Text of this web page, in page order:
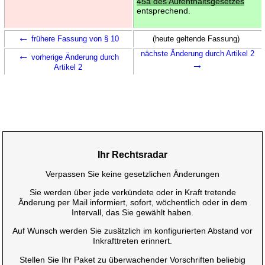
entsprechend.
← frühere Fassung von § 10 (heute geltende Fassung)
← vorherige Änderung durch
Artikel 2
nächste Änderung durch Artikel 2
→
Ihr Rechtsradar
Verpassen Sie keine gesetzlichen Änderungen
Sie werden über jede verkündete oder in Kraft tretende
Änderung per Mail informiert, sofort, wöchentlich oder in dem
Intervall, das Sie gewählt haben.
Auf Wunsch werden Sie zusätzlich im konfigurierten Abstand vor
Inkrafttreten erinnert.
Stellen Sie Ihr Paket zu überwachender Vorschriften beliebig